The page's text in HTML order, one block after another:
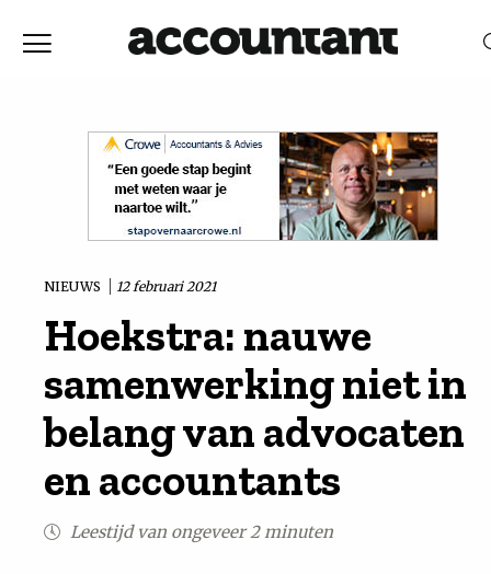
Vaktechniek
Achtergrond
Uit
NIEUWS 12 februari 2021
Hoekstra: nauwe
samenwerking niet in
belang van advocaten
en accountants
Leestijd van ongeveer 2 minuten
RELEVANTIEDATUM